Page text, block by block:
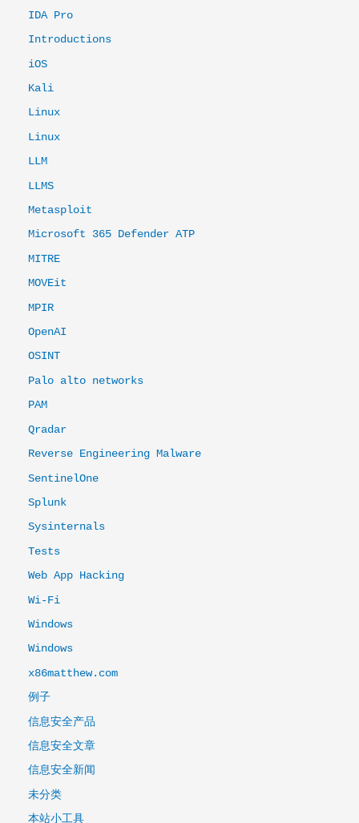
IDA Pro
Introductions
iOS
Kali
Linux
Linux
LLM
LLMS
Metasploit
Microsoft 365 Defender ATP
MITRE
MOVEit
MPIR
OpenAI
OSINT
Palo alto networks
PAM
Qradar
Reverse Engineering Malware
SentinelOne
Splunk
Sysinternals
Tests
Web App Hacking
Wi-Fi
Windows
Windows
x86matthew.com
例子
信息安全产品
信息安全文章
信息安全新闻
未分类
本站小工具